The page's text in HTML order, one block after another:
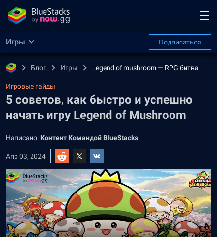
Игры Подписаться
Блог Игры Legend of mushroom — RPG битва
Игровые гайды
5 советов, как быстро и успешно
начать игру Legend of Mushroom
Написано: Контент Командой BlueStacks
Апр 03, 2024